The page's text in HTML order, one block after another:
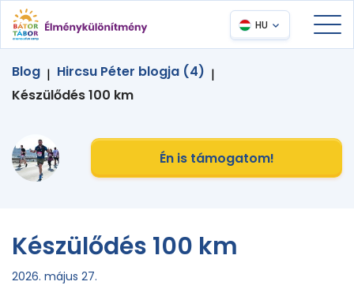
HU
Blog | Hircsu Péter blogja (4) |
Készülődés 100 km
Én is támogatom!
Készülődés 100 km
2026. május 27.